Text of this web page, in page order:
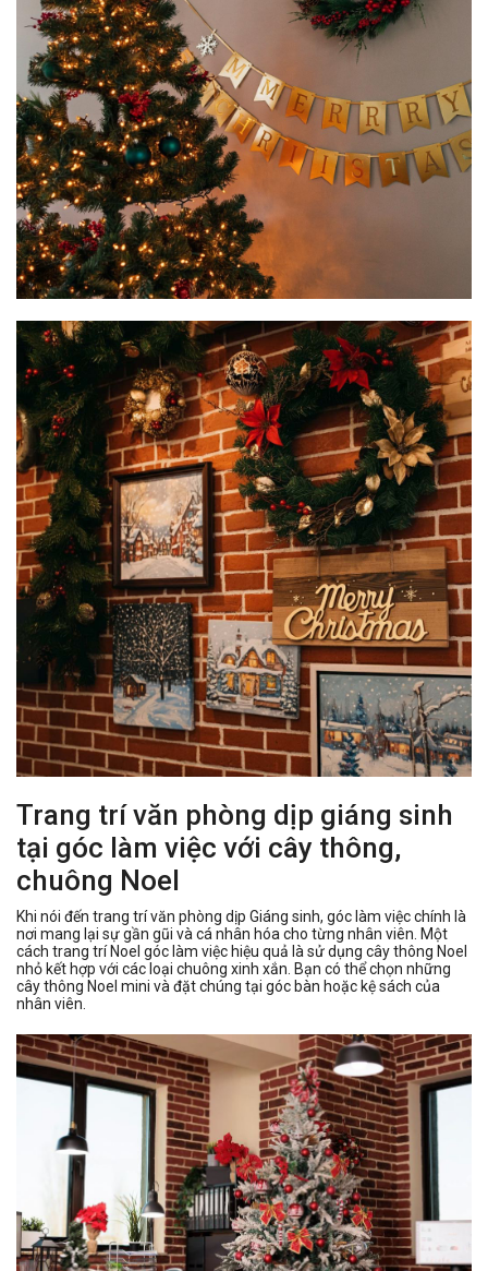
Trang trí văn phòng dịp giáng sinh
tại góc làm việc với cây thông,
chuông Noel
Khi nói đến trang trí văn phòng dịp Giáng sinh, góc làm việc chính là
nơi mang lại sự gần gũi và cá nhân hóa cho từng nhân viên. Một
cách trang trí Noel góc làm việc hiệu quả là sử dụng cây thông Noel
nhỏ kết hợp với các loại chuông xinh xắn. Bạn có thể chọn những
cây thông Noel mini và đặt chúng tại góc bàn hoặc kệ sách của
nhân viên.